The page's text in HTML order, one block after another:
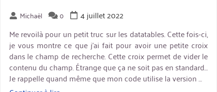
Michaël 0
4 juillet 2022
Me revoilà pour un petit truc sur les datatables. Cette fois-ci,
je vous montre ce que j’ai fait pour avoir une petite croix
dans le champ de recherche. Cette croix permet de vider le
contenu du champ. Étrange que ça ne soit pas en standard…
Je rappelle quand même que mon code utilise la version …